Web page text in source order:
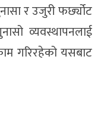
र उजुरी फर्छ्योट
व्यवस्थापनलाई
गरिरहेको यसबाट